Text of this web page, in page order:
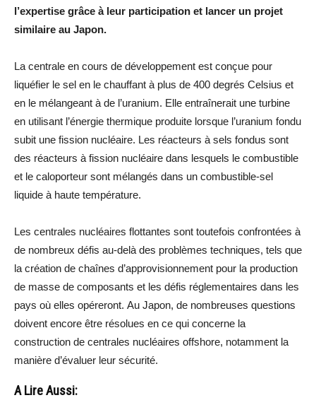
l’expertise grâce à leur participation et lancer un projet
similaire au Japon.
La centrale en cours de développement est conçue pour
liquéfier le sel en le chauffant à plus de 400 degrés Celsius et
en le mélangeant à de l’uranium. Elle entraînerait une turbine
en utilisant l’énergie thermique produite lorsque l’uranium fondu
subit une fission nucléaire. Les réacteurs à sels fondus sont
des réacteurs à fission nucléaire dans lesquels le combustible
et le caloporteur sont mélangés dans un combustible-sel
liquide à haute température.
Les centrales nucléaires flottantes sont toutefois confrontées à
de nombreux défis au-delà des problèmes techniques, tels que
la création de chaînes d’approvisionnement pour la production
de masse de composants et les défis réglementaires dans les
pays où elles opéreront. Au Japon, de nombreuses questions
doivent encore être résolues en ce qui concerne la
construction de centrales nucléaires offshore, notamment la
manière d’évaluer leur sécurité.
A Lire Aussi: